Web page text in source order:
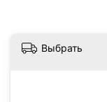
Выбрать